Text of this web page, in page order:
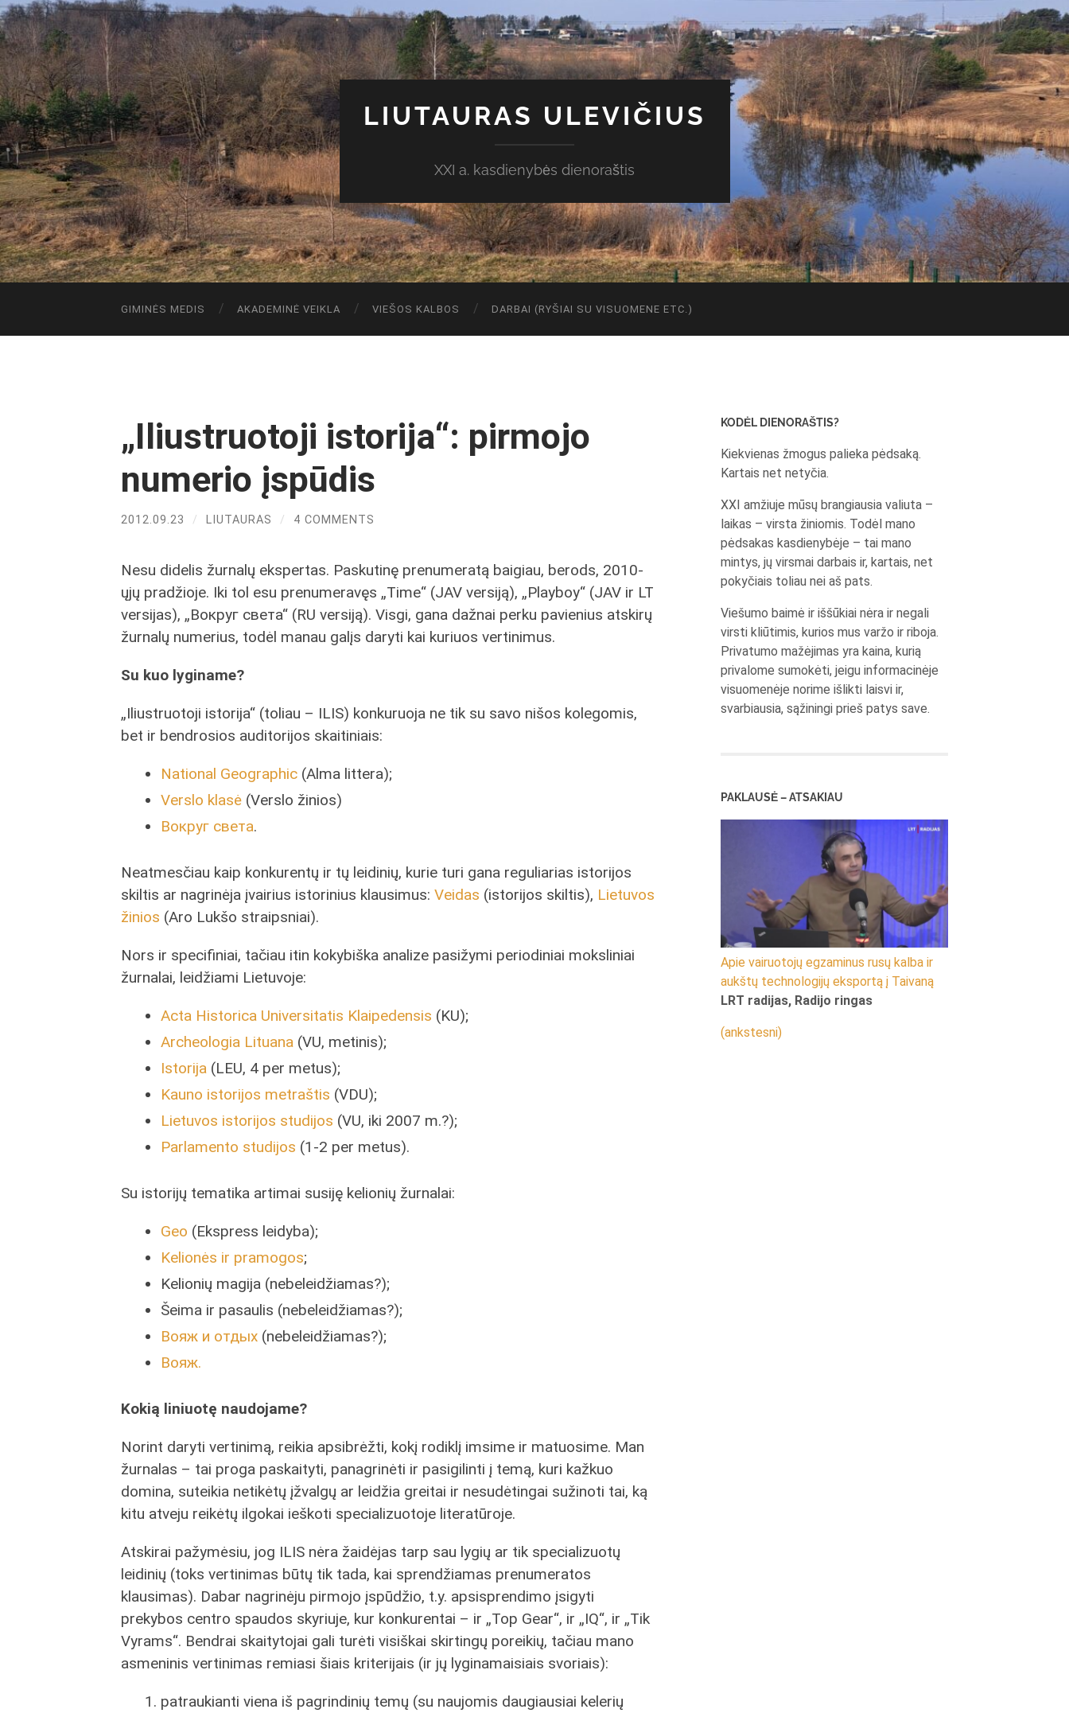
LIUTAURAS ULEVIČIUS
XXI a. kasdienybės dienoraštis
GIMINĖS MEDIS AKADEMINĖ VEIKLA VIEŠOS KALBOS DARBAI (RYŠIAI SU VISUOMENE ETC.)
„Iliustruotoji istorija“: pirmojo
numerio įspūdis
2012.09.23 / LIUTAURAS / 4 COMMENTS
Nesu didelis žurnalų ekspertas. Paskutinę prenumeratą baigiau, berods, 2010-
ųjų pradžioje. Iki tol esu prenumeravęs „Time“ (JAV versiją), „Playboy“ (JAV ir LT
versijas), „Вокруг света“ (RU versiją). Visgi, gana dažnai perku pavienius atskirų
žurnalų numerius, todėl manau galįs daryti kai kuriuos vertinimus.
Su kuo lyginame?
„Iliustruotoji istorija“ (toliau – ILIS) konkuruoja ne tik su savo nišos kolegomis,
bet ir bendrosios auditorijos skaitiniais:
National Geographic (Alma littera);
Verslo klasė (Verslo žinios)
Вокруг света.
Neatmesčiau kaip konkurentų ir tų leidinių, kurie turi gana reguliarias istorijos
skiltis ar nagrinėja įvairius istorinius klausimus: Veidas (istorijos skiltis), Lietuvos
žinios (Aro Lukšo straipsniai).
Nors ir specifiniai, tačiau itin kokybiška analize pasižymi periodiniai moksliniai
žurnalai, leidžiami Lietuvoje:
Acta Historica Universitatis Klaipedensis (KU);
Archeologia Lituana (VU, metinis);
Istorija (LEU, 4 per metus);
Kauno istorijos metraštis (VDU);
Lietuvos istorijos studijos (VU, iki 2007 m.?);
Parlamento studijos (1-2 per metus).
Su istorijų tematika artimai susiję kelionių žurnalai:
Geo (Ekspress leidyba);
Kelionės ir pramogos;
Kelionių magija (nebeleidžiamas?);
Šeima ir pasaulis (nebeleidžiamas?);
Вояж и отдых (nebeleidžiamas?);
Вояж.
Kokią liniuotę naudojame?
Norint daryti vertinimą, reikia apsibrėžti, kokį rodiklį imsime ir matuosime. Man
žurnalas – tai proga paskaityti, panagrinėti ir pasigilinti į temą, kuri kažkuo
domina, suteikia netikėtų įžvalgų ar leidžia greitai ir nesudėtingai sužinoti tai, ką
kitu atveju reikėtų ilgokai ieškoti specializuotoje literatūroje.
Atskirai pažymėsiu, jog ILIS nėra žaidėjas tarp sau lygių ar tik specializuotų
leidinių (toks vertinimas būtų tik tada, kai sprendžiamas prenumeratos
klausimas). Dabar nagrinėju pirmojo įspūdžio, t.y. apsisprendimo įsigyti
prekybos centro spaudos skyriuje, kur konkurentai – ir „Top Gear“, ir „IQ“, ir „Tik
Vyrams“. Bendrai skaitytojai gali turėti visiškai skirtingų poreikių, tačiau mano
asmeninis vertinimas remiasi šiais kriterijais (ir jų lyginamaisiais svoriais):
patraukianti viena iš pagrindinių temų (su naujomis daugiausiai kelerių
KODĖL DIENORAŠTIS?
Kiekvienas žmogus palieka pėdsaką.
Kartais net netyčia.
XXI amžiuje mūsų brangiausia valiuta –
laikas – virsta žiniomis. Todėl mano
pėdsakas kasdienybėje – tai mano
mintys, jų virsmai darbais ir, kartais, net
pokyčiais toliau nei aš pats.
Viešumo baimė ir iššūkiai nėra ir negali
virsti kliūtimis, kurios mus varžo ir riboja.
Privatumo mažėjimas yra kaina, kurią
privalome sumokėti, jeigu informacinėje
visuomenėje norime išlikti laisvi ir,
svarbiausia, sąžiningi prieš patys save.
PAKLAUSĖ – ATSAKIAU
Apie vairuotojų egzaminus rusų kalba ir
aukštų technologijų eksportą į Taivaną
LRT radijas, Radijo ringas
(ankstesni)